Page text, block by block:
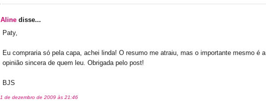
Aline disse...
Paty,
Eu compraria só pela capa, achei linda! O resumo me atraiu, mas o importante mesmo é a
opinião sincera de quem leu. Obrigada pelo post!
BJS
1 de dezembro de 2009 às 21:46